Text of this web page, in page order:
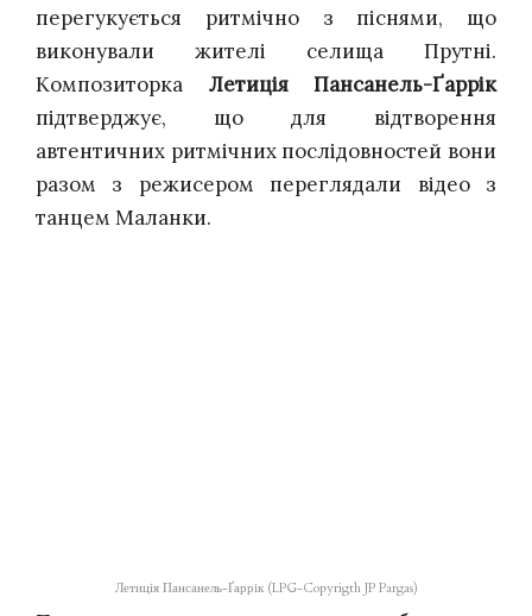
перегукується ритмічно з піснями, що
виконували жителі селища Прутні.
Композиторка Летиція Пансанель-Ґаррік
підтверджує, що для відтворення
автентичних ритмічних послідовностей вони
разом з режисером переглядали відео з
танцем Маланки.
Летиція Пансанель-Ґаррік (LPG-Copyrigth JP Pargas)